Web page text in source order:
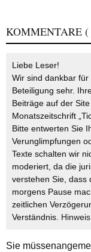
KOMMENTARE (
Liebe Leser!
Wir sind dankbar
Beteiligung sehr.
Beiträge auf der
Monatszeitschrift
Bitte entwerten Sie
Verunglimpfungen
Texte schalten wir
moderiert, da die
verstehen Sie, dass
morgens Pause
zeitlichen
Verständnis. Hinweis
Sie müssen